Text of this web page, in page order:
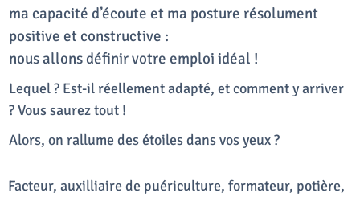
ma capacité d’écoute et ma posture résolument
positive et constructive :
nous allons définir votre emploi idéal !
Lequel ? Est-il réellement adapté, et comment y arriver
? Vous saurez tout !
Alors, on rallume des étoiles dans vos yeux ?
Facteur, auxilliaire de puériculture, formateur, potière,